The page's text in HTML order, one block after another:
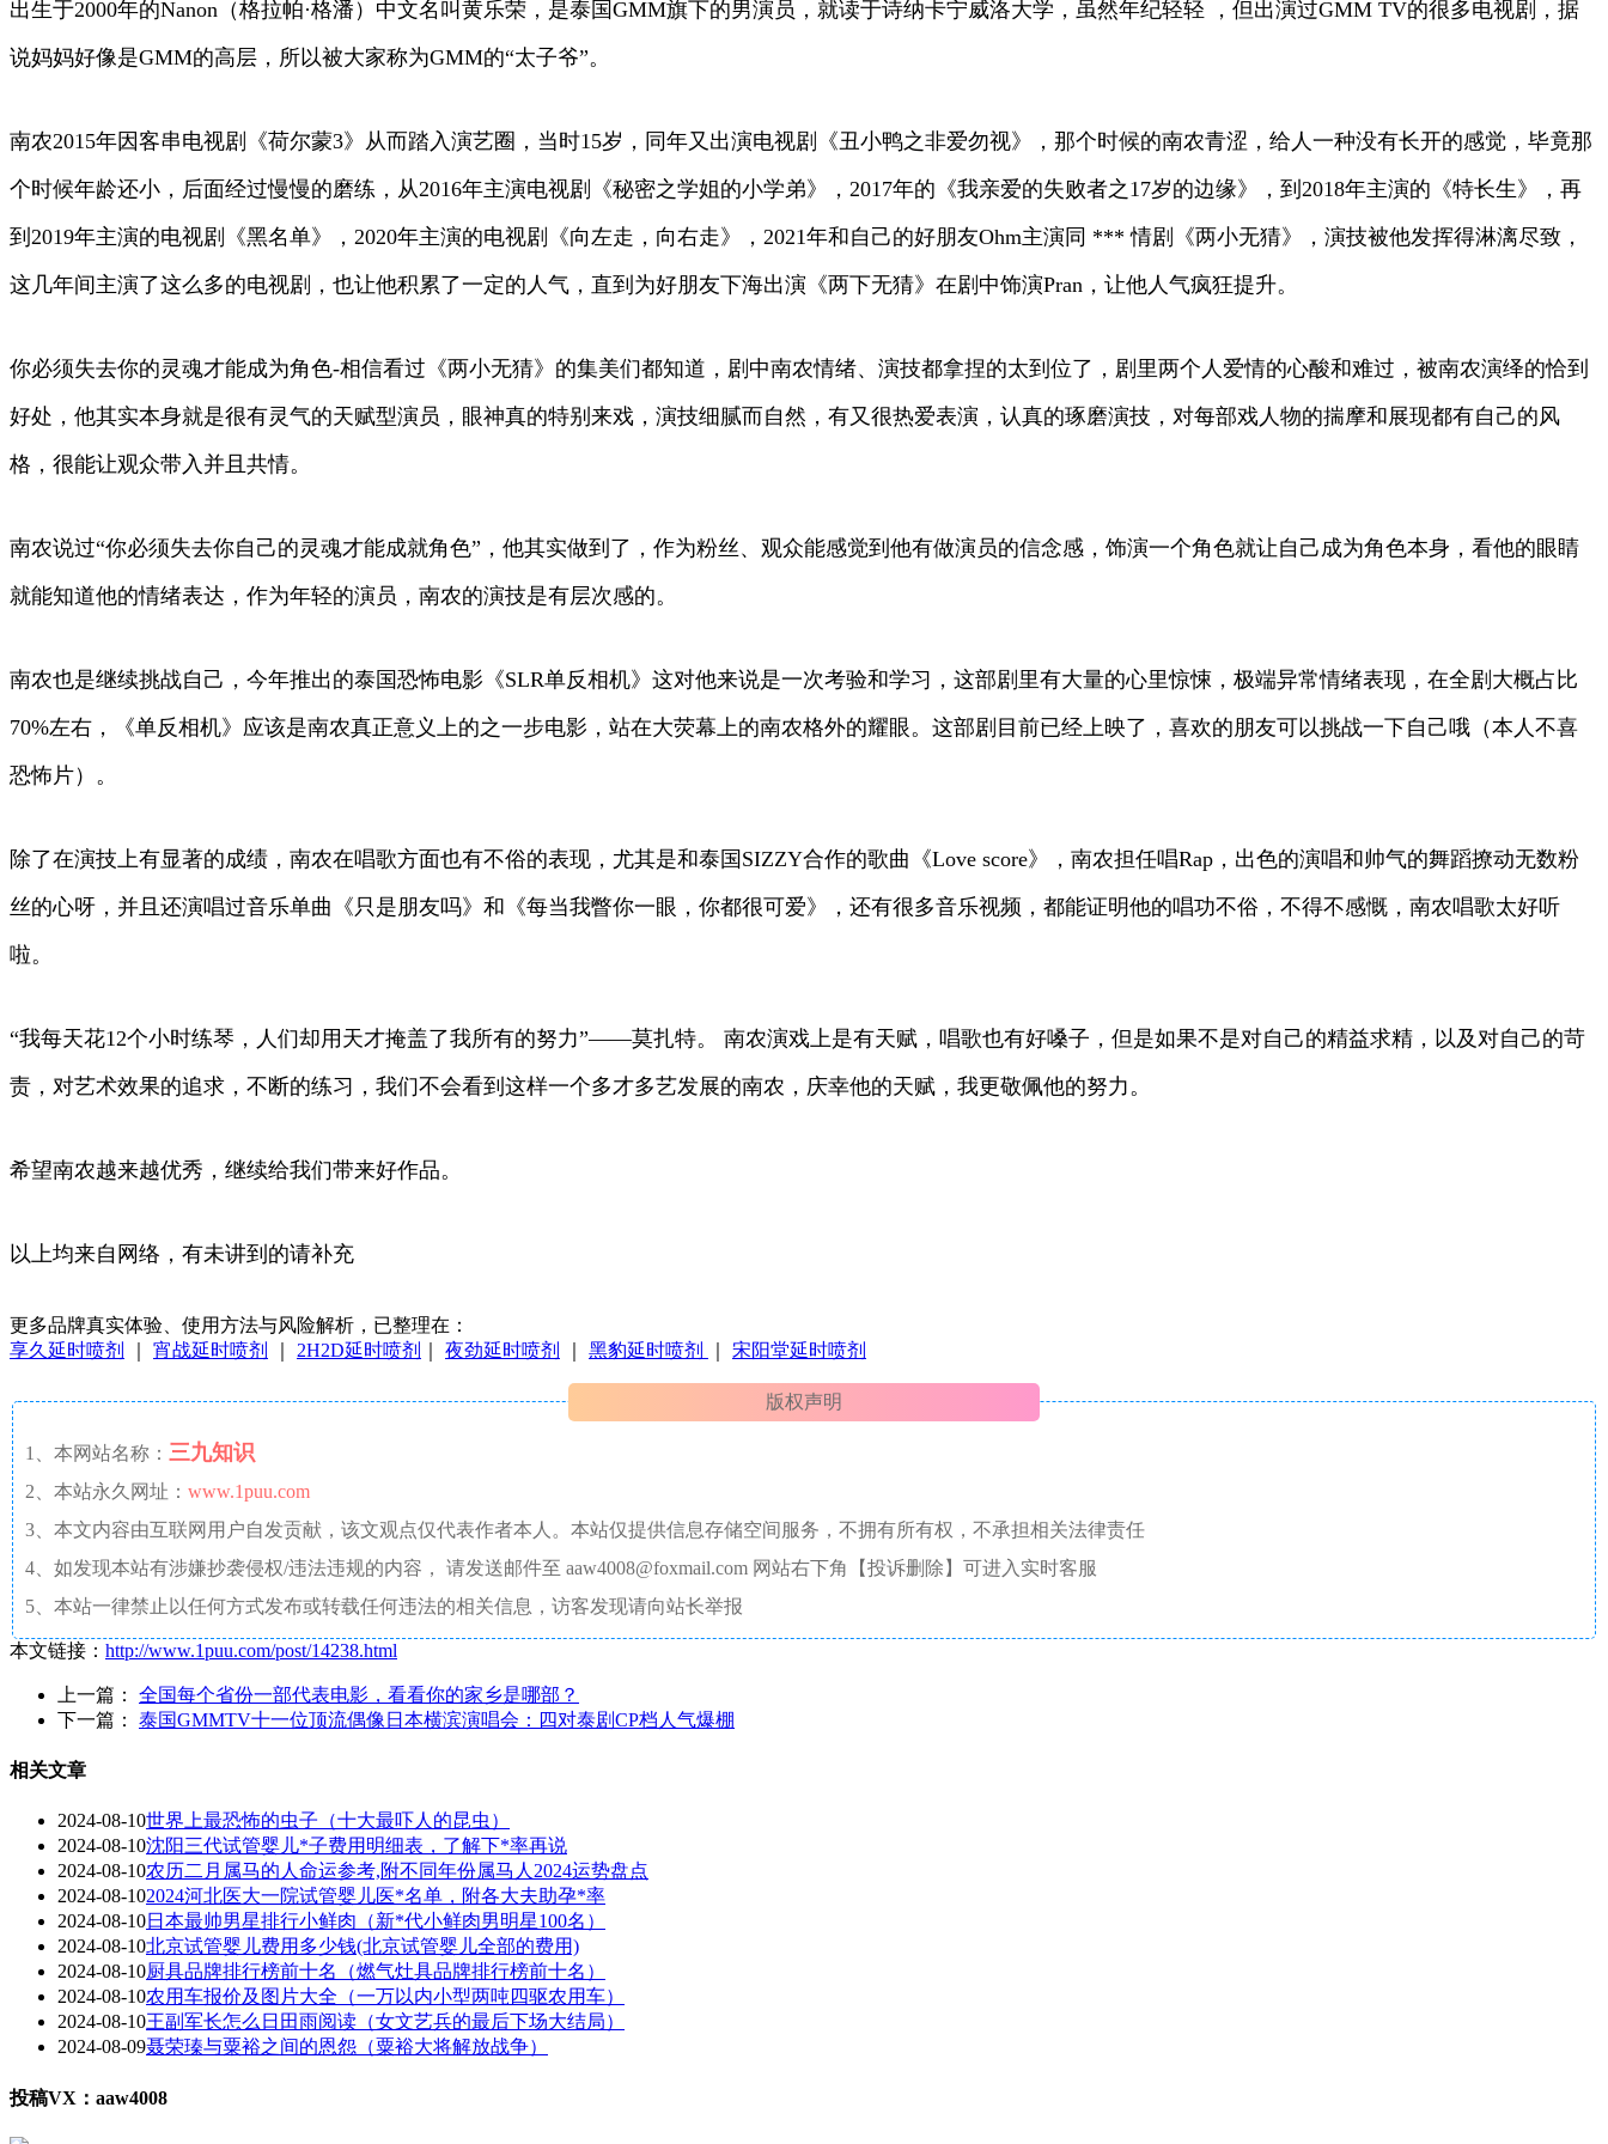
出生于2000年的Nanon（格拉帕·格潘）中文名叫黄乐荣，是泰国GMM旗下的男演员，就读于诗纳卡宁威洛大学，虽然年纪轻轻 ，但出演过GMM TV的很多电视剧，据
说妈妈好像是GMM的高层，所以被大家称为GMM的“太子爷”。
南农2015年因客串电视剧《荷尔蒙3》从而踏入演艺圈，当时‬15岁‬，同年又出演电视剧《丑小鸭之非爱勿视》，那个时候的南农青涩，给人一种没有长开的感觉，毕竟那
个时候年龄还小，后面经过慢慢的磨练，从2016年主演电视剧《秘密之学姐的小学弟》，2017年的《我亲爱的失败者之17岁的边缘》，到2018年主演的《特长生》，再
到2019年主演的电视剧《黑名单》，2020年主演的电视剧《向左走，向右走》，2021年和自己的好朋友Ohm主演同 *** 情剧《两小无猜》，演技被他发挥得淋漓尽致，
这几年间主演了这么多的电视剧，也让他积累了一定的人气，直到为好朋友下海出演《两下无猜》在剧中饰演Pran，让他人气疯狂提升。
你必须失去你的灵魂才能成为角色-相信看过《两小无猜》的集美们都知道，剧中南农情绪、演技都拿捏的太到位了，剧里‬两个‬人‬爱情‬的‬心酸和难过，被南农演绎的恰到
好处，他其实本身就是很有灵气的天赋型演员，眼神真的特别来戏，演技细腻而自然，有又很热爱表演，认真的琢磨演技，对每部戏人物的揣摩和展现都有自己的风
格，很能让观众带入并且共情。
南农说过“你必须失去你自己的灵魂才能成就角色”，他其实做到了，作为粉丝、观众能感觉到他有做演员的信念感，饰演一个角色就让自己成为角色本身，看他的眼睛
就能知道他的情绪表达，作为年轻的演员，南农的演技是有层次感的。
南农也是继续挑战自己，今年推出的泰国恐怖电影《SLR单反相机》这对他来说是一次考验和学习，这部剧里有大量的心里惊悚，极端异常情绪表现，在全剧大概占比
70%左右，《单反相机》应该是南农真正意义上的之一步电影，站在大荧幕上的南农格外的耀眼。这部剧目前已经上映了，喜欢的朋友可以挑战一下自己哦（本人不喜
恐怖片）。
除了在演技上有显著的成绩，南农在唱歌方面也有不俗的表现，尤其是和泰国SIZZY合作的歌曲《Love score》，南农担任唱Rap，出色的演唱和帅气的舞蹈撩动无数粉
丝的心呀，并且还演唱过音乐单曲《只是朋友吗》和《每当我瞥你一眼，你都很可爱》，还有很多音乐视频，都能证明他的唱功不俗，不得不感慨，南农唱歌太好听
啦。
“我每天花12个小时练琴，人们却用天才掩盖了我所有的努力”——莫扎特。 南农演戏上是有天赋，唱歌也有好嗓子，但是如果不是对自己的精益求精，以及对自己的苛
责，对艺术效果的追求，不断的练习，我们不会看到这样一个多才多艺发展的南农，庆幸他的天赋，我更敬佩他的努力。
希望南农越来越优秀，继续给我们带来好作品。
以上均来自网络，有未讲到的请补充
更多品牌真实体验、使用方法与风险解析，已整理在：
享久延时喷剂
宵战延时喷剂 2H2D延时喷剂 夜劲延时喷剂 黑豹延时喷剂 宋阳堂延时喷剂
版权声明
1、本网站名称： 三九知识
2、本站永久网址： www.1puu.com
3、本文内容由互联网用户自发贡献，该文观点仅代表作者本人。本站仅提供信息存储空间服务，不拥有所有权，不承担相关法律责任
4、如发现本站有涉嫌抄袭侵权/违法违规的内容， 请发送邮件至 aaw4008@foxmail.com 网站右下角【投诉删除】可进入实时客服
5、本站一律禁止以任何方式发布或转载任何违法的相关信息，访客发现请向站长举报
本文链接： http://www.1puu.com/post/14238.html
上一篇： 全国每个省份一部代表电影，看看你的家乡是哪部？
下一篇： 泰国GMMTV十一位顶流偶像日本横滨演唱会：四对泰剧CP档人气爆棚
相关文章
2024-08-10世界上最恐怖的虫子（十大最吓人的昆虫）
2024-08-10沈阳三代试管婴儿*子费用明细表，了解下*率再说
2024-08-10农历二月属马的人命运参考,附不同年份属马人2024运势盘点
2024-08-102024河北医大一院试管婴儿医*名单，附各大夫助孕*率
2024-08-10日本最帅男星排行小鲜肉（新*代小鲜肉男明星100名）
2024-08-10北京试管婴儿费用多少钱(北京试管婴儿全部的费用)
2024-08-10厨具品牌排行榜前十名（燃气灶具品牌排行榜前十名）
2024-08-10农用车报价及图片大全（一万以内小型两吨四驱农用车）
2024-08-10王副军长怎么日田雨阅读（女文艺兵的最后下场大结局）
2024-08-09聂荣瑧与粟裕之间的恩怨（粟裕大将解放战争）
投稿VX：aaw4008